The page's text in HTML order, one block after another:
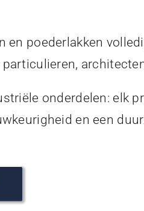
poederlakken
onderdelen: elk
en een